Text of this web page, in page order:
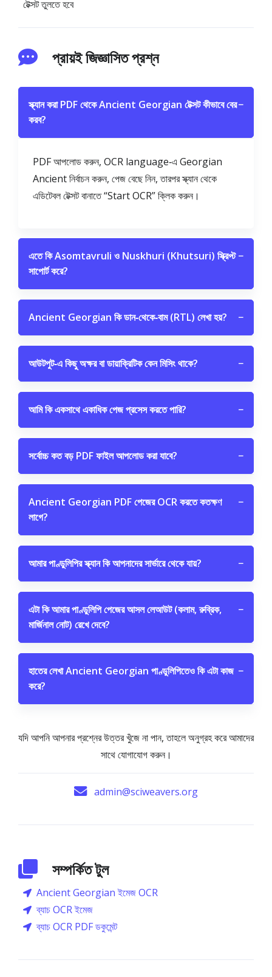
টেক্সট তুলতে হবে
প্রায়ই জিজ্ঞাসিত প্রশ্ন
স্ক্যান করা PDF থেকে Ancient Georgian টেক্সট কীভাবে বের
করব?
−
PDF আপলোড করুন, OCR language‑এ Georgian
Ancient নির্বাচন করুন, পেজ বেছে নিন, তারপর স্ক্যান থেকে
এডিটেবল টেক্সট বানাতে “Start OCR” ক্লিক করুন।
এতে কি Asomtavruli ও Nuskhuri (Khutsuri) স্ক্রিপ্ট
সাপোর্ট করে?
−
Ancient Georgian কি ডান‑থেকে‑বাম (RTL) লেখা হয়? −
আউটপুট‑এ কিছু অক্ষর বা ডায়াক্রিটিক কেন মিসিং থাকে? −
আমি কি একসাথে একাধিক পেজ প্রসেস করতে পারি? −
সর্বোচ্চ কত বড় PDF ফাইল আপলোড করা যাবে? −
Ancient Georgian PDF পেজের OCR করতে কতক্ষণ
লাগে?
−
আমার পাণ্ডুলিপির স্ক্যান কি আপনাদের সার্ভারে থেকে যায়? −
এটা কি আমার পাণ্ডুলিপি পেজের আসল লেআউট (কলাম, রুব্রিক,
মার্জিনাল নোট) রেখে দেবে?
−
হাতের লেখা Ancient Georgian পাণ্ডুলিপিতেও কি এটা কাজ
করে?
−
যদি আপনি আপনার প্রশ্নের উত্তর খুঁজে না পান, তাহলে অনুগ্রহ করে আমাদের
সাথে যোগাযোগ করুন।
admin@sciweavers.org
সম্পর্কিত টুল
Ancient Georgian ইমেজ OCR
ব্যাচ OCR ইমেজ
ব্যাচ OCR PDF ডকুমেন্ট